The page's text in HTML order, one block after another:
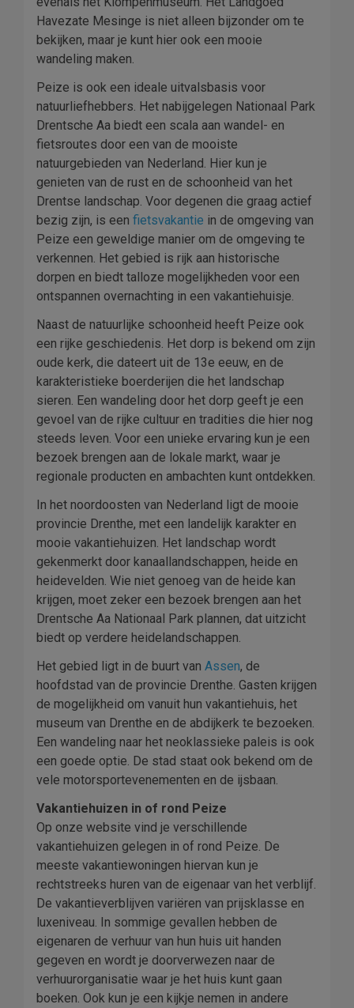
Havezate Mesinge is niet alleen bijzonder om te
bekijken, maar je kunt hier ook een mooie
wandeling maken.
Peize is ook een ideale uitvalsbasis voor
natuurliefhebbers. Het nabijgelegen Nationaal Park
Drentsche Aa biedt een scala aan wandel- en
fietsroutes door een van de mooiste
natuurgebieden van Nederland. Hier kun je
genieten van de rust en de schoonheid van het
Drentse landschap. Voor degenen die graag actief
bezig zijn, is een fietsvakantie in de omgeving van
Peize een geweldige manier om de omgeving te
verkennen. Het gebied is rijk aan historische
dorpen en biedt talloze mogelijkheden voor een
ontspannen overnachting in een vakantiehuisje.
Naast de natuurlijke schoonheid heeft Peize ook
een rijke geschiedenis. Het dorp is bekend om zijn
oude kerk, die dateert uit de 13e eeuw, en de
karakteristieke boerderijen die het landschap
sieren. Een wandeling door het dorp geeft je een
gevoel van de rijke cultuur en tradities die hier nog
steeds leven. Voor een unieke ervaring kun je een
bezoek brengen aan de lokale markt, waar je
regionale producten en ambachten kunt ontdekken.
In het noordoosten van Nederland ligt de mooie
provincie Drenthe, met een landelijk karakter en
mooie vakantiehuizen. Het landschap wordt
gekenmerkt door kanaallandschappen, heide en
heidevelden. Wie niet genoeg van de heide kan
krijgen, moet zeker een bezoek brengen aan het
Drentsche Aa Nationaal Park plannen, dat uitzicht
biedt op verdere heidelandschappen.
Het gebied ligt in de buurt van Assen, de
hoofdstad van de provincie Drenthe. Gasten krijgen
de mogelijkheid om vanuit hun vakantiehuis, het
museum van Drenthe en de abdijkerk te bezoeken.
Een wandeling naar het neoklassieke paleis is ook
een goede optie. De stad staat ook bekend om de
vele motorsportevenementen en de ijsbaan.
Vakantiehuizen in of rond Peize
Op onze website vind je verschillende
vakantiehuizen gelegen in of rond Peize. De
meeste vakantiewoningen hiervan kun je
rechtstreeks huren van de eigenaar van het verblijf.
De vakantieverblijven variëren van prijsklasse en
luxeniveau. In sommige gevallen hebben de
eigenaren de verhuur van hun huis uit handen
gegeven en wordt je doorverwezen naar de
verhuurorganisatie waar je het huis kunt gaan
boeken. Ook kun je een kijkje nemen in andere